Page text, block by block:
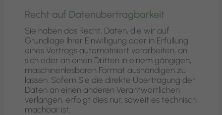
Recht auf Datenübertragbarkeit
Sie haben das Recht, Daten, die wir auf
Grundlage Ihrer Einwilligung oder in Erfüllung
eines Vertrags automatisiert verarbeiten, an
sich oder an einen Dritten in einem gängigen,
maschinenlesbaren Format aushändigen zu
lassen. Sofern Sie die direkte Übertragung der
Daten an einen anderen Verantwortlichen
verlangen, erfolgt dies nur, soweit es technisch
machbar ist.